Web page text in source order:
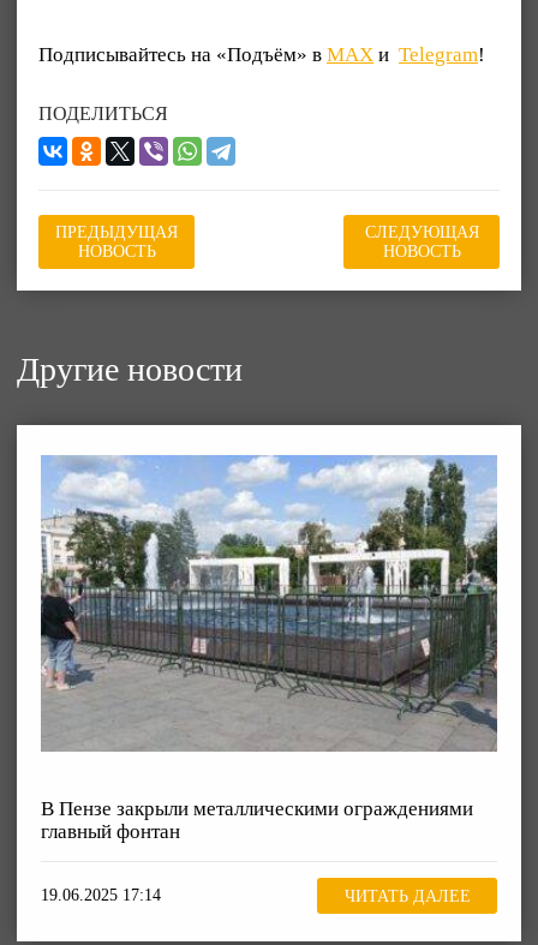
Подписывайтесь на «Подъём» в MAX и Telegram!
ПОДЕЛИТЬСЯ
ПРЕДЫДУЩАЯ
НОВОСТЬ
СЛЕДУЮЩАЯ
НОВОСТЬ
Другие новости
В Пензе закрыли металлическими ограждениями
главный фонтан
19.06.2025 17:14 ЧИТАТЬ ДАЛЕЕ